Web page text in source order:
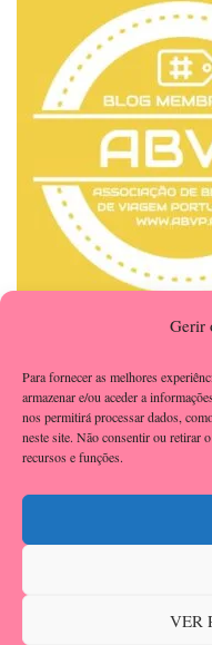
Gerir
Para fornecer as melhores
armazenar e/ou aceder a
nos permitirá processar dados,
neste site. Não consentir ou retirar
recursos e funções.
VER
.